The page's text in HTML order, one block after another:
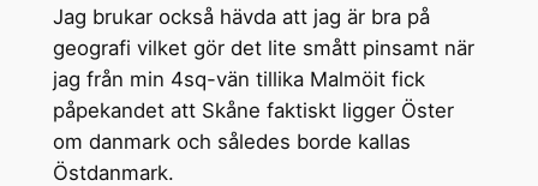
Jag brukar också hävda att jag är bra på
geografi vilket gör det lite smått pinsamt när
jag från min 4sq-vän tillika Malmöit fick
påpekandet att Skåne faktiskt ligger Öster
om danmark och således borde kallas
Östdanmark.